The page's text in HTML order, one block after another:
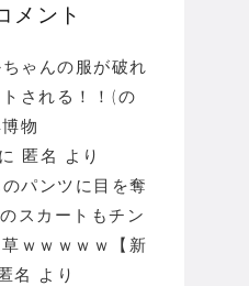
メント
ちゃんの服が破れ
される！！(の
物
に 匿名 より
のパンツに目を奪
スカートもチン
ｗｗｗｗｗ【新
名 より